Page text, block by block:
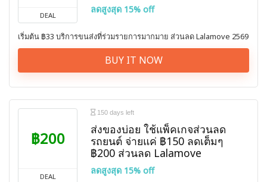
DEAL
ลดสูงสุด 15% off
เริ่มต้น ฿33 บริการขนส่งที่ร่วมรายการมากมาย ส่วนลด Lalamove 2569
BUY IT NOW
฿200
DEAL
150 days left
ส่งของบ่อย ใช้แพ็คเกจส่วนลด
รถยนต์ จ่ายแค่ ฿150 ลดเต็มๆ
฿200 ส่วนลด Lalamove
ลดสูงสุด 15% off